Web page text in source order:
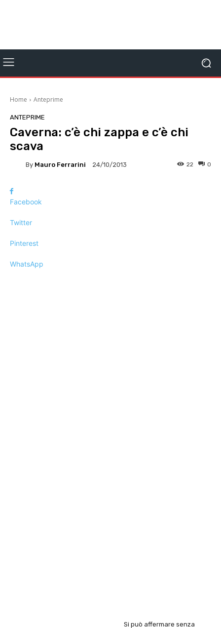
Home Anteprime
ANTEPRIME
Caverna: c’è chi zappa e c’è chi
scava
By Mauro Ferrarini 24/10/2013 0
22
Facebook
Twitter
Pinterest
WhatsApp
Si può affermare senza